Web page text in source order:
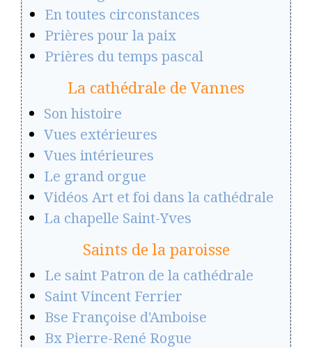
En toutes circonstances
Prières pour la paix
Prières du temps pascal
La cathédrale de Vannes
Son histoire
Vues extérieures
Vues intérieures
Le grand orgue
Vidéos Art et foi dans la cathédrale
La chapelle Saint-Yves
Saints de la paroisse
Le saint Patron de la cathédrale
Saint Vincent Ferrier
Bse Françoise d'Amboise
Bx Pierre-René Rogue